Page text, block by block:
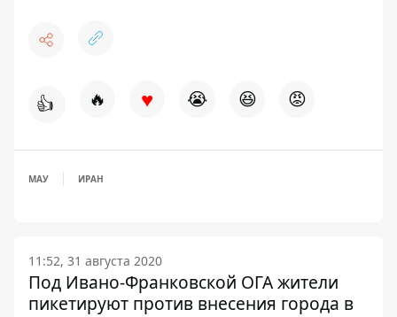
👍 🔥 ♥ 😭 😆 😡
МАУ ИРАН
11:52, 31 августа 2020
Под Ивано-Франковской ОГА жители
пикетируют против внесения города в